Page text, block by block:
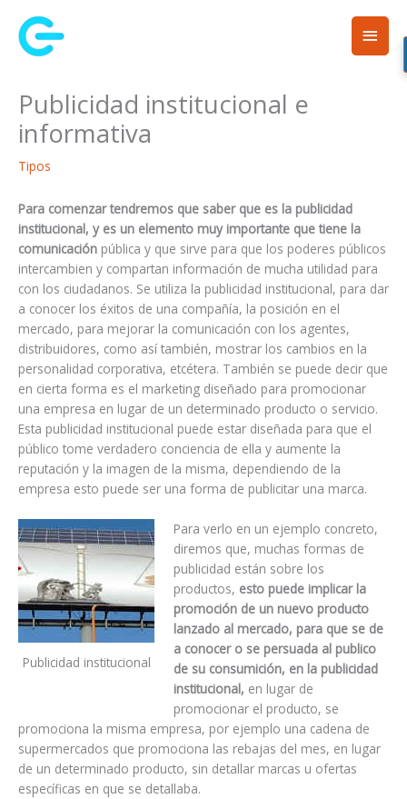
contenido
Publicidad institucional e
informativa
Tipos
Para comenzar tendremos que saber que es la publicidad
institucional, y es un elemento muy importante que tiene la
comunicación pública y que sirve para que los poderes públicos
intercambien y compartan información de mucha utilidad para
con los ciudadanos. Se utiliza la publicidad institucional, para dar
a conocer los éxitos de una compañía, la posición en el
mercado, para mejorar la comunicación con los agentes,
distribuidores, como así también, mostrar los cambios en la
personalidad corporativa, etcétera. También se puede decir que
en cierta forma es el marketing diseñado para promocionar
una empresa en lugar de un determinado producto o servicio.
Esta publicidad institucional puede estar diseñada para que el
público tome verdadero conciencia de ella y aumente la
reputación y la imagen de la misma, dependiendo de la
empresa esto puede ser una forma de publicitar una marca.
Publicidad institucional
Para verlo en un ejemplo concreto,
diremos que, muchas formas de
publicidad están sobre los
productos, esto puede implicar la
promoción de un nuevo producto
lanzado al mercado, para que se de
a conocer o se persuada al publico
de su consumición, en la publicidad
institucional, en lugar de
promocionar el producto, se
promociona la misma empresa, por ejemplo una cadena de
supermercados que promociona las rebajas del mes, en lugar
de un determinado producto, sin detallar marcas u ofertas
específicas en que se detallaba.